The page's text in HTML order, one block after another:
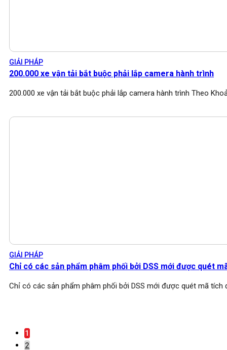
GIẢI PHÁP
200.000 xe vận tải bắt buộc phải lắp camera hành trình
200.000 xe vận tải bắt buộc phải lắp camera hành trình Theo
GIẢI PHÁP
Chỉ có các sản phẩm phâm phối bởi DSS mới được quét
Chỉ có các sản phẩm phâm phối bởi DSS mới được quét mã tích
1
2